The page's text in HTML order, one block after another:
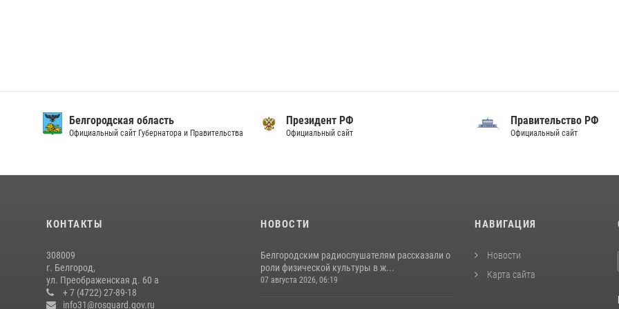
Белгородская область
Официальный сайт Губернатора и Правительства
Президент РФ
Официальный сайт
Правительство РФ
Официальный сайт
КОНТАКТЫ
308009
г. Белгород,
ул. Преображенская д. 60 а
+ 7 (4722) 27-89-18
info31@rosguard.gov.ru
НОВОСТИ
Белгородским радиослушателям рассказали о
роли физической культуры в ж...
07 августа 2026, 06:19
НАВИГАЦИЯ
Новости
Карта сайта